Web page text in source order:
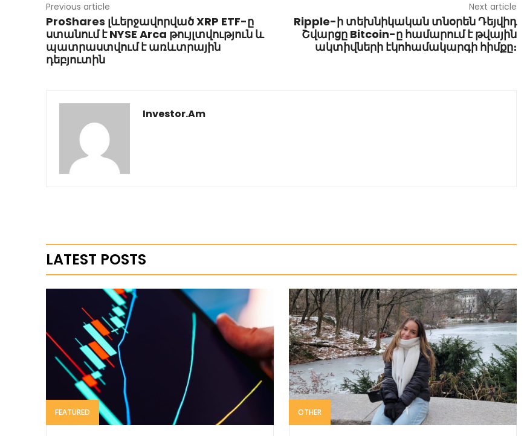
Previous article
ProShares լևերջավորված XRP ETF-ը
ստանում է NYSE Arca թույլտվություն և
պատրաստվում է առևտրային
դեբյուտին
Next article
Ripple-ի տեխնիկական տնօրեն Դեյվիդ
Շվարցը Bitcoin-ը համարում է թվային
ակտիվների էկոհամակարգի հիմքը։
Investor.am
LATEST POSTS
FEATURED OTHER